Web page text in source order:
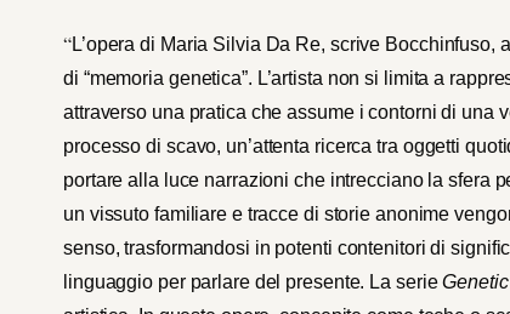
“L’opera di Maria Silvia Da Re, scrive
di “memoria genetica”. L’artista non si limita a
attraverso una pratica che assume i contorni di una
processo di scavo, un’attenta ricerca tra oggetti
portare alla luce narrazioni che intrecciano la sfera
un vissuto familiare e tracce di storie anonime
senso, trasformandosi in potenti contenitori di
linguaggio per parlare del presente. La serie